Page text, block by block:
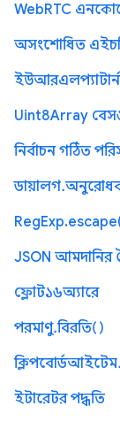
WebRTC
অসংশোধিত
ইউআরএলপ্যাটার্ন
Uint8Array
নির্বাচন গঠিত
JSON আমদানির
ফ্লোট১৬অ্যারে
পরমাণু.বিরতি()
ইটারেটর পদ্ধতি